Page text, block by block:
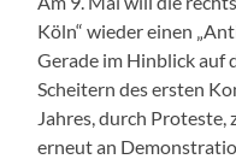
Köln“ wieder einen
Gerade im Hinblick auf
Scheitern des ersten
Jahres, durch
erneut an